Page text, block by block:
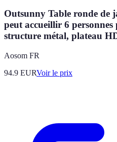
Outsunny Table ronde de
peut accueillir 6 personnes
structure métal, plateau
Aosom FR
94.9 EURVoir le prix